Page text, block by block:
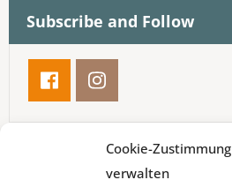
Cookie-Zustimmung
verwalten
Subscribe and Follow
Meistgelesene Artikel